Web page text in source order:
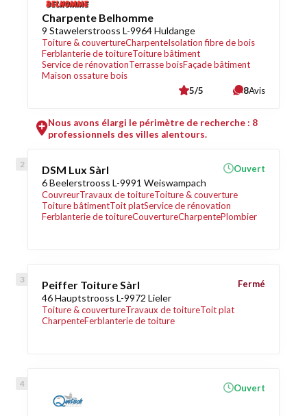
Charpente Belhomme
9 Stawelerstrooss L-9964 Huldange
Toiture & couvertureCharpenteIsolation fibre de bois
Ferblanterie de toitureToiture bâtiment
Service de rénovationTerrasse boisFaçade bâtiment
Maison ossature bois
5/5 8Avis
Nous avons élargi le périmètre de recherche : 8
professionnels des villes alentours.
DSM Lux Sàrl
6 Beelerstrooss L-9991 Weiswampach
CouvreurTravaux de toitureToiture & couverture
Toiture bâtimentToit platService de rénovation
Ferblanterie de toitureCouvertureCharpentePlombier
Ouvert
Peiffer Toiture Sàrl
46 Hauptstrooss L-9972 Lieler
Toiture & couvertureTravaux de toitureToit plat
CharpenteFerblanterie de toiture
Fermé
Ouvert